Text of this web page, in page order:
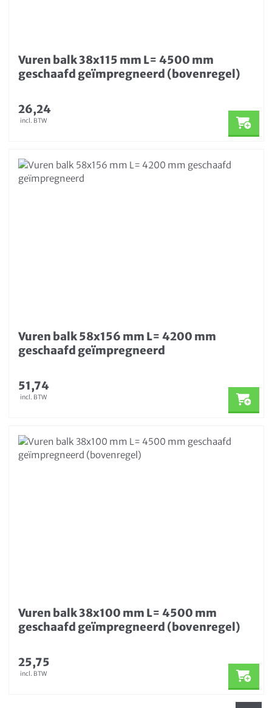
Vuren balk 38x115 mm L= 4500 mm
geschaafd geïmpregneerd (bovenregel)
26,24
incl. BTW
Vuren balk 58x156 mm L= 4200 mm
geschaafd geïmpregneerd
51,74
incl. BTW
Vuren balk 38x100 mm L= 4500 mm
geschaafd geïmpregneerd (bovenregel)
25,75
incl. BTW